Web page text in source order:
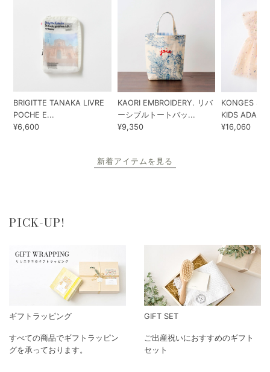
BRIGITTE TANAKA LIVRE
POCHE E...
¥6,600
KAORI EMBROIDERY. リバ
ーシブルトートバッ...
¥9,350
KONGES
KIDS ADA...
¥16,060
新着アイテムを見る
PICK-UP!
ギフトラッピング
すべての商品でギフトラッピン
グを承っております。
GIFT SET
ご出産祝いにおすすめのギフト
セット